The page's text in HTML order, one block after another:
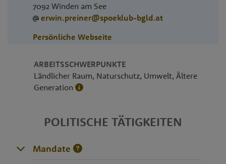
7092 Winden am See
erwin.preiner@spoeklub-bgld.at
Persönliche Webseite
ARBEITSSCHWERPUNKTE
Ländlicher Raum, Naturschutz, Umwelt, Ältere
Generation
POLITISCHE TÄTIGKEITEN
Mandate